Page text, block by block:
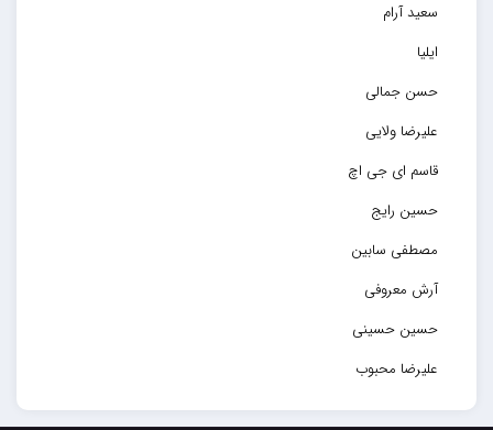
سعید آرام
ایلیا
حسن جمالی
علیرضا ولایی
قاسم ای جی اچ
حسین رایج
مصطفی سابین
آرش معروفی
حسین حسینی
علیرضا محبوب
حسین حصارکی